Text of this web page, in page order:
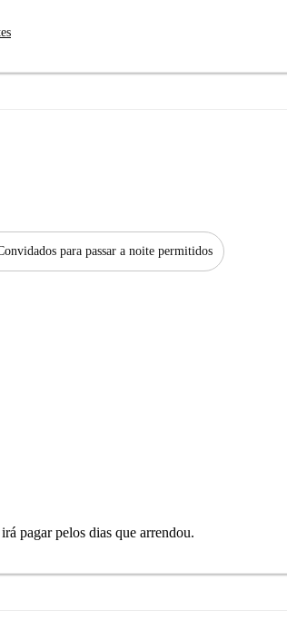
para passar a noite permitidos
pagar pelos dias que arrendou.